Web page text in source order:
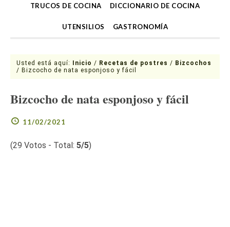
TRUCOS DE COCINA DICCIONARIO DE COCINA
UTENSILIOS GASTRONOMÍA
Usted está aquí: Inicio / Recetas de postres / Bizcochos
/ Bizcocho de nata esponjoso y fácil
Bizcocho de nata esponjoso y fácil
11/02/2021
(29 Votos - Total: 5/5)